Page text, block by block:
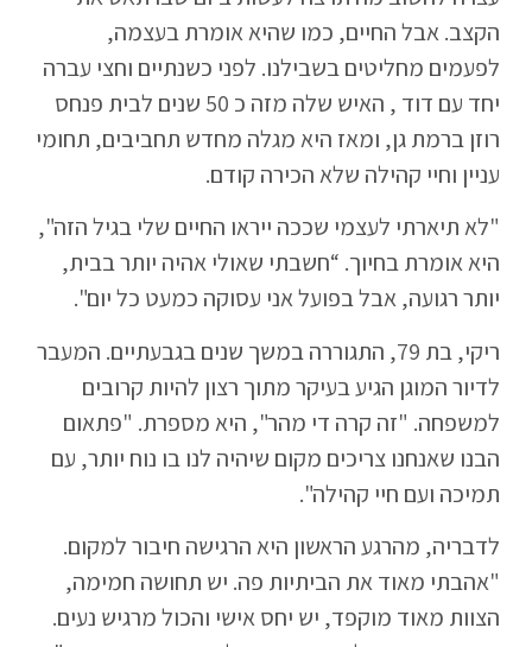
הקצב. אבל החיים, כמו שהיא אומרת בעצמה,
לפעמים מחליטים בשבילנו. לפני כשנתיים וחצי עברה
יחד עם דוד , האיש שלה מזה כ 50 שנים לבית פנחס
רוזן ברמת גן, ומאז היא מגלה מחדש תחביבים, תחומי
עניין וחיי קהילה שלא הכירה קודם.
"לא תיארתי לעצמי שככה ייראו החיים שלי בגיל הזה",
היא אומרת בחיוך. “חשבתי שאולי אהיה יותר בבית,
יותר רגועה, אבל בפועל אני עסוקה כמעט כל יום".
ריקי, בת 79, התגוררה במשך שנים בגבעתיים. המעבר
לדיור המוגן הגיע בעיקר מתוך רצון להיות קרובים
למשפחה. "זה קרה די מהר", היא מספרת. "פתאום
הבנו שאנחנו צריכים מקום שיהיה לנו בו נוח יותר, עם
תמיכה ועם חיי קהילה".
לדבריה, מהרגע הראשון היא הרגישה חיבור למקום.
"אהבתי מאוד את הביתיות פה. יש תחושה חמימה,
הצוות מאוד מוקפד, יש יחס אישי והכול מרגיש נעים.